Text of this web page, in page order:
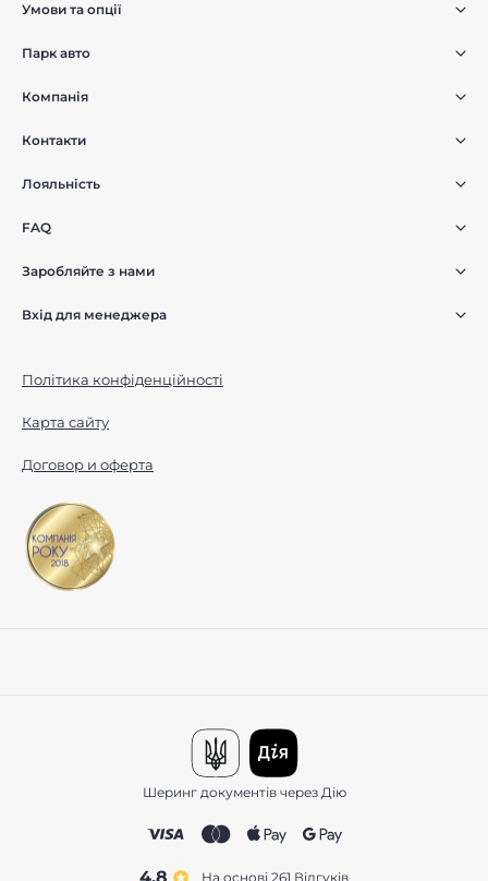
Умови та опції
Парк авто
Компанія
Контакти
Лояльність
FAQ
Заробляйте з нами
Вхід для менеджера
Політика конфіденційності
Карта сайту
Договор и оферта
Шеринг документів через Дію
На основі 261 відгуків